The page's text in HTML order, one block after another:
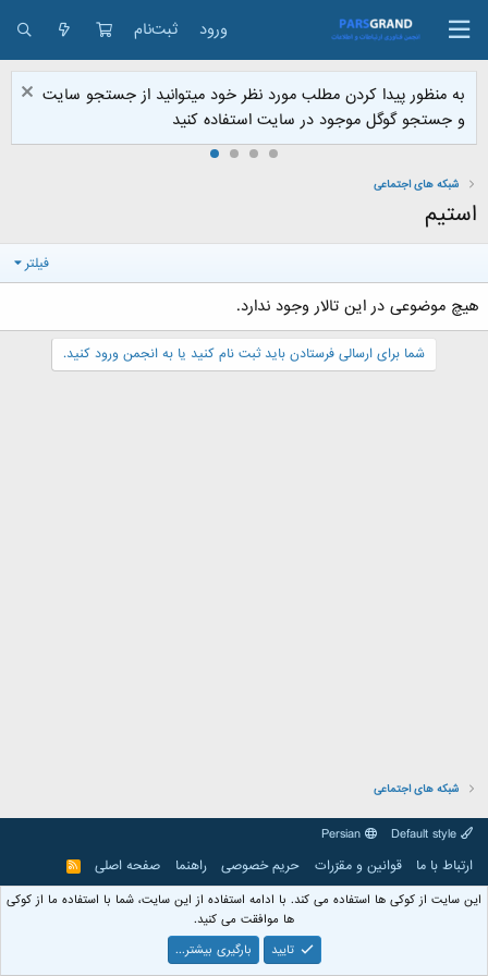
ورود ثبت‌نام
به منظور پیدا کردن مطلب مورد نظر خود میتوانید از جستجو سایت
و جستجو گوگل موجود در سایت استفاده کنید
شبکه های اجتماعی
استیم
فیلتر
هیچ موضوعی در این تالار وجود ندارد.
شما برای ارسالی فرستادن باید ثبت نام کنید یا به انجمن ورود کنید.
شبکه های اجتماعی
Persian
ارتباط با ما
قوانین و مقرّرات حریم خصوصی راهنما صفحه اصلی
R
S
S
این سایت از کوکی ها استفاده می کند. با ادامه استفاده از این سایت، شما با استفاده ما از کوکی
ها موافقت می کنید.
تایید
بارگیری بیشتر...